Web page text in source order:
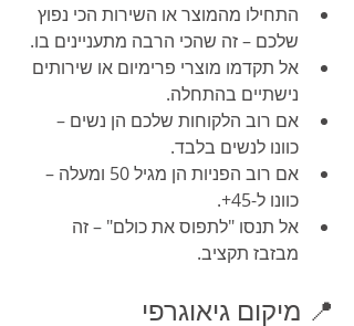
התחילו מהמוצר או השירות הכי נפוץ
שלכם – זה שהכי הרבה מתעניינים בו.
אל תקדמו מוצרי פרימיום או שירותים
נישתיים בהתחלה.
אם רוב הלקוחות שלכם הן נשים –
כוונו לנשים בלבד.
אם רוב הפניות הן מגיל 50 ומעלה –
כוונו ל-45+.
אל תנסו "לתפוס את כולם" – זה
מבזבז תקציב.
📍 מיקום גיאוגרפי